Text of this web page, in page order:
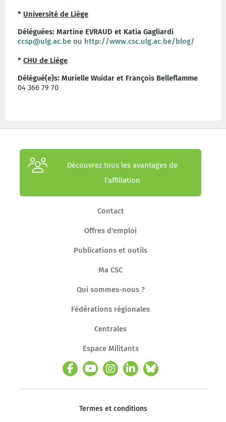
* Université de Liège
Déléguées: Martine EVRAUD et Katia Gagliardi
ccsp@ulg.ac.be ou http://www.csc.ulg.ac.be/blog/
* CHU de Liège
Délégué(e)s: Murielle Wuidar et François Belleflamme
04 366 79 70
Découvrez tous les avantages de
l’affiliation
Contact
Offres d'emploi
Publications et outils
Ma CSC
Qui sommes-nous ?
Fédérations régionales
Centrales
Espace Militants
Termes et conditions